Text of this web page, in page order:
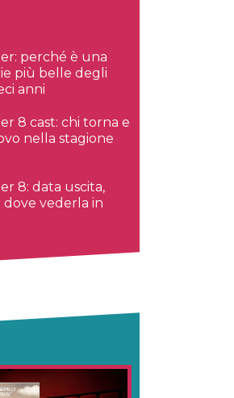
perché è una
più belle degli
anni
8 cast: chi torna e
nella stagione
8: data uscita,
dove vederla in